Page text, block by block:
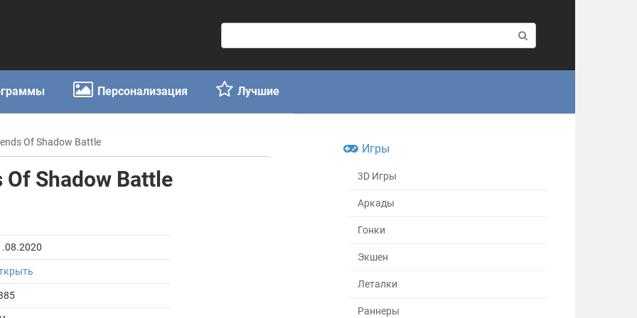
о
с
к
:
Персонализация Лучшие
Of Shadow Battle
Of Shadow Battle
Игры
3D Игры
Аркады
Гонки
Экшен
Леталки
Раннеры